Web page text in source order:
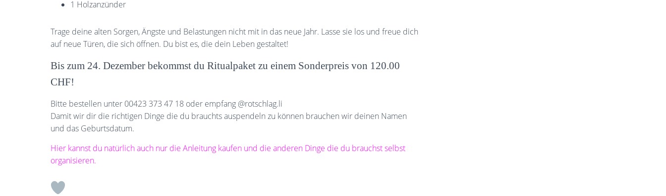
1 Holzanzünder
Trage deine alten Sorgen, Ängste und Belastungen nicht mit in das neue Jahr. Lasse sie los und freue dich
auf neue Türen, die sich öffnen. Du bist es, die dein Leben gestaltet!
Bis zum 24. Dezember bekommst du Ritualpaket zu einem Sonderpreis von 120.00
CHF!
Bitte bestellen unter 00423 373 47 18 oder empfang @rotschlag.li
Damit wir dir die richtigen Dinge die du brauchts auspendeln zu können brauchen wir deinen Namen
und das Geburtsdatum.
Hier kannst du natürlich auch nur die Anleitung kaufen und die anderen Dinge die du brauchst selbst
organisieren.